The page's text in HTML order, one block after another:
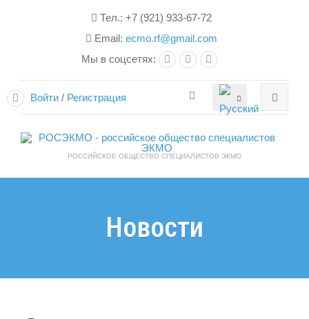
Тел.: +7 (921) 933-67-72
Email: ecmo.rf@gmail.com
Мы в соцсетях:
Войти / Регистрация
РОССИЙСКОЕ ОБЩЕСТВО СПЕЦИАЛИСТОВ ЭКМО
Новости